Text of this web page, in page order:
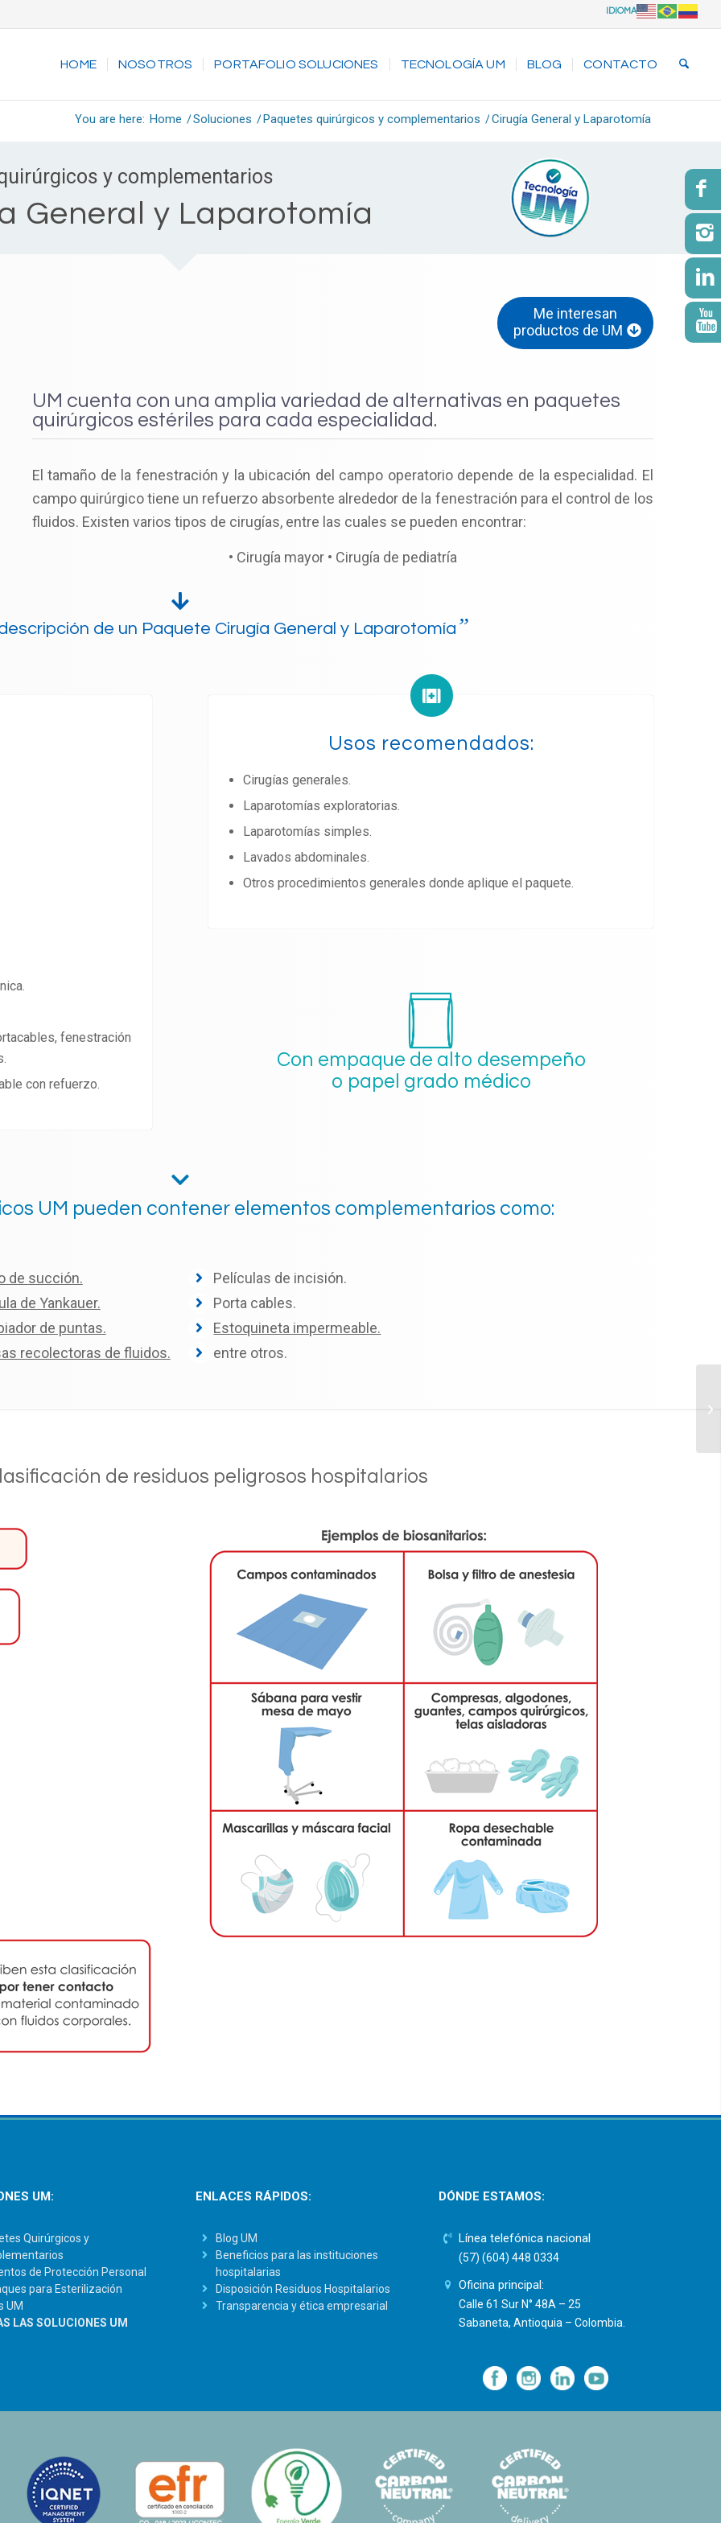
IDIOMA
HOME NOSOTROS PORTAFOLIO SOLUCIONES TECNOLOGÍA UM BLOG CONTACTO
You are here: Home /Soluciones /Paquetes quirúrgicos y complementarios /Cirugía General y Laparotomía
y complementarios
General y Laparotomía
Me interesan
productos de UM
UM cuenta con una amplia variedad de alternativas en paquetes
quirúrgicos estériles para cada especialidad.
El tamaño de la fenestración y la ubicación del campo operatorio depende de la especialidad. El
campo quirúrgico tiene un refuerzo absorbente alrededor de la fenestración para el control de los
fluidos. Existen varios tipos de cirugías, entre las cuales se pueden encontrar:
• Cirugía mayor • Cirugía de pediatría
de un Paquete Cirugía General y Laparotomía ”
fenestración
con refuerzo.
Usos recomendados:
Cirugías generales.
Laparotomías exploratorias.
Laparotomías simples.
Lavados abdominales.
Otros procedimientos generales donde aplique el paquete.
Con empaque de alto desempeño
o papel grado médico
UM pueden contener elementos complementarios como:
de succión.
de Yankauer.
de puntas.
recolectoras de fluidos.
Películas de incisión.
Porta cables.
Estoquineta impermeable.
entre otros.
de residuos peligrosos hospitalarios
UM:
Quirúrgicos y
de Protección Personal
para Esterilización
UM
LAS SOLUCIONES UM
ENLACES RÁPIDOS:
Blog UM
Beneficios para las instituciones
hospitalarias
Disposición Residuos Hospitalarios
Transparencia y ética empresarial
DÓNDE ESTAMOS:
Línea telefónica nacional
(57) (604) 448 0334
Oficina principal:
Calle 61 Sur N° 48A – 25
Sabaneta, Antioquia – Colombia.